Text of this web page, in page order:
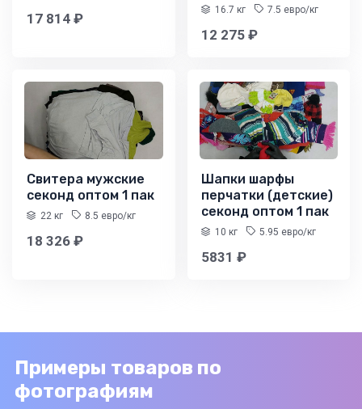
17 814 ₽
16.7 кг 7.5 евро/кг
12 275 ₽
Свитера мужские
секонд оптом 1 пак
22 кг 8.5 евро/кг
18 326 ₽
Шапки шарфы
перчатки (детские)
секонд оптом 1 пак
10 кг 5.95 евро/кг
5831 ₽
Примеры товаров по
фотографиям